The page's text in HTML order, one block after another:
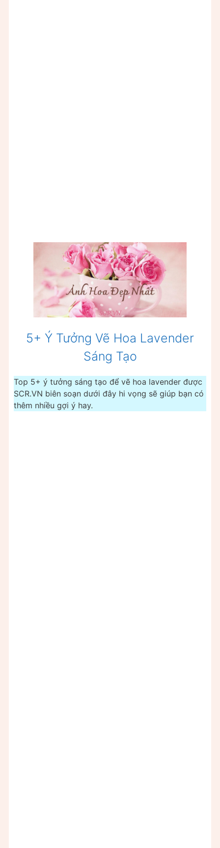
5+ Ý Tưởng Vẽ Hoa Lavender
Sáng Tạo
Top 5+ ý tưởng sáng tạo để vẽ hoa lavender được
SCR.VN biên soạn dưới đây hi vọng sẽ giúp bạn có
thêm nhiều gợi ý hay.